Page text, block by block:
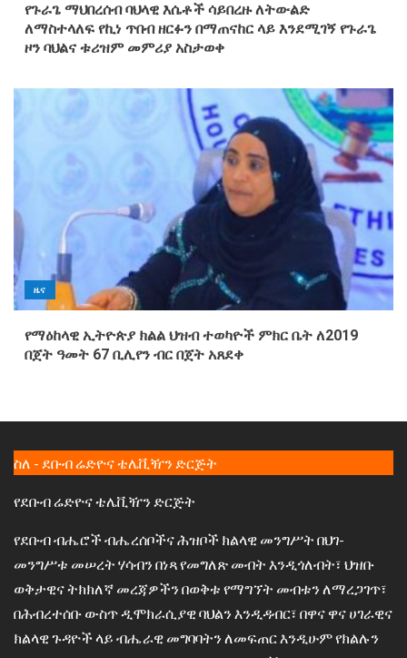
የጉራጌ ማህበረሰብ ባህላዊ እሴቶች ሳይበረዙ ለትውልድ
ለማስተላለፍ የኪነ ጥበብ ዘርፉን በማጠናከር ላይ እንደሚገኝ የጉራጌ
ዞን ባህልና ቱሪዝም መምሪያ አስታወቀ
ዜና
የማዕከላዊ ኢትዮጵያ ክልል ህዝብ ተወካዮች ምክር ቤት ለ2019
በጀት ዓመት 67 ቢሊየን ብር በጀት አጸደቀ
ስለ - ደቡብ ሬድዮና ቴሌቪዥን ድርጅት
የደቡብ ሬድዮና ቴሌቪዥን ድርጅት
የደቡብ ብሔሮች ብሔረሰቦችና ሕዝቦች ክልላዊ መንግሥት በህገ-
መንግሥቱ መሠረት ሃሳብን በነጻ የመግለጽ መብት እንዲጎለብት፣ ህዝቡ
ወቅታዊና ትክክለኛ መረጃዎችን በወቅቱ የማግኘት መብቱን ለማረጋገጥ፣
በሕብረተሰቡ ውስጥ ዲሞክራሲያዊ ባህልን እንዲዳብር፣ በዋና ዋና ሀገራዊና
ክልላዊ ጉዳዮች ላይ ብሔራዊ መግባባትን ለመፍጠር እንዲሁም የክልሉን